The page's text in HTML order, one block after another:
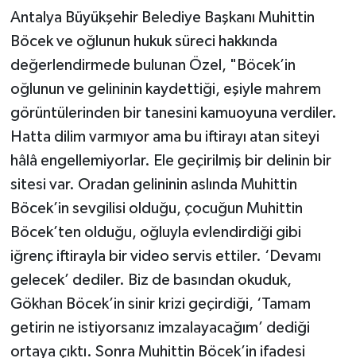
Antalya Büyükşehir Belediye Başkanı Muhittin
Böcek ve oğlunun hukuk süreci hakkında
değerlendirmede bulunan Özel, "Böcek’in
oğlunun ve gelininin kaydettiği, eşiyle mahrem
görüntülerinden bir tanesini kamuoyuna verdiler.
Hatta dilim varmıyor ama bu iftirayı atan siteyi
hâlâ engellemiyorlar. Ele geçirilmiş bir delinin bir
sitesi var. Oradan gelininin aslında Muhittin
Böcek’in sevgilisi olduğu, çocuğun Muhittin
Böcek’ten olduğu, oğluyla evlendirdiği gibi
iğrenç iftirayla bir video servis ettiler. ‘Devamı
gelecek’ dediler. Biz de basından okuduk,
Gökhan Böcek’in sinir krizi geçirdiği, ‘Tamam
getirin ne istiyorsanız imzalayacağım’ dediği
ortaya çıktı. Sonra Muhittin Böcek’in ifadesi